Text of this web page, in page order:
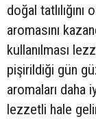
doğal
aromasını
kullanılması
pişirildiği gün
aromaları
lezzetli hale